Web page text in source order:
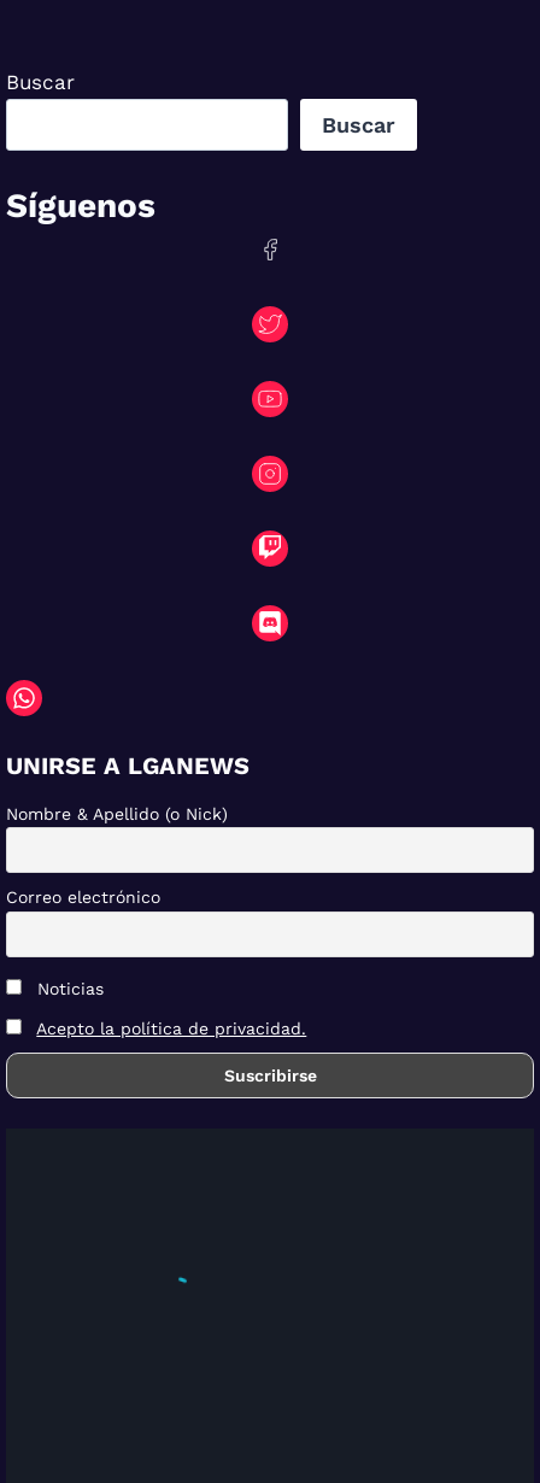
Buscar
Buscar
Síguenos
UNIRSE A LGANEWS
Nombre & Apellido (o Nick)
Correo electrónico
Noticias
Acepto la política de privacidad.